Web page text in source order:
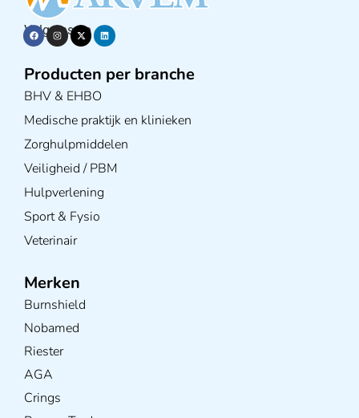
Volg ons op
Producten per branche
BHV & EHBO
Medische praktijk en klinieken
Zorghulpmiddelen
Veiligheid / PBM
Hulpverlening
Sport & Fysio
Veterinair
Merken
Burnshield
Nobamed
Riester
AGA
Crings